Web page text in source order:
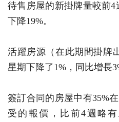
待售房屋的新掛牌量較前
下降19%。
活躍房源（在此期間掛牌
星期下降了1%，同比增長
簽訂合同的房屋中有35%
受的報價，比前4週略